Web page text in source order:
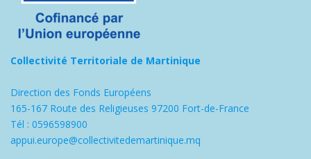
Collectivité Territoriale de Martinique
Direction des Fonds Européens
165-167 Route des Religieuses 97200 Fort-de-France
Tél : 0596598900
appui.europe@collectivitedemartinique.mq